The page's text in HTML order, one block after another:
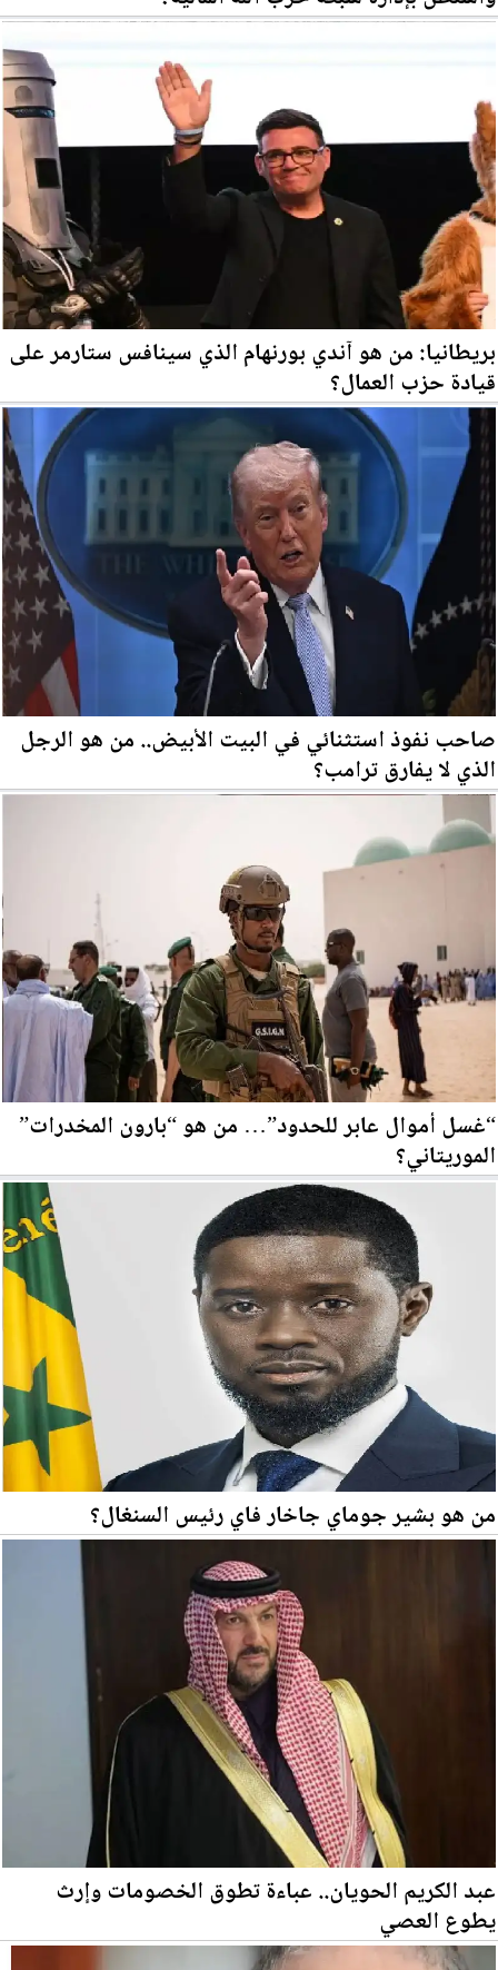
بريطانيا: من هو آندي بورنهام الذي سينافس ستارمر على
قيادة حزب العمال؟
صاحب نفوذ استثنائي في البيت الأبيض.. من هو الرجل
الذي لا يفارق ترامب؟
“غسل أموال عابر للحدود”… من هو “بارون المخدرات”
الموريتاني؟
من هو بشير جوماي جاخار فاي رئيس السنغال؟
عبد الكريم الحويان.. عباءة تطوق الخصومات وإرث
يطوع العصي